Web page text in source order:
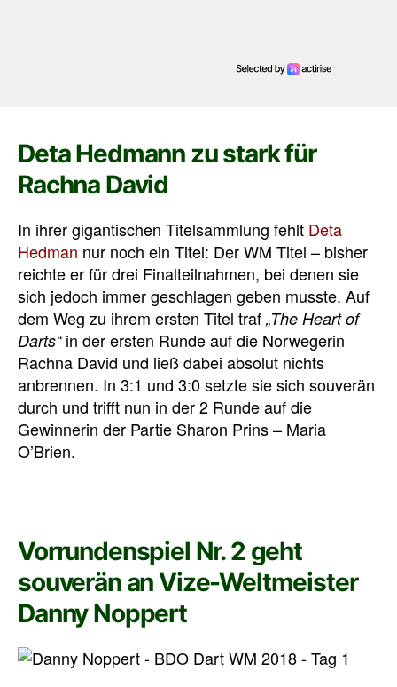
Deta Hedmann zu stark für
Rachna David
In ihrer gigantischen Titelsammlung fehlt Deta
Hedman nur noch ein Titel: Der WM Titel – bisher
reichte er für drei Finalteilnahmen, bei denen sie
sich jedoch immer geschlagen geben musste. Auf
dem Weg zu ihrem ersten Titel traf „The Heart of
Darts“in der ersten Runde auf die Norwegerin
Rachna David und ließ dabei absolut nichts
anbrennen. In 3:1 und 3:0 setzte sie sich souverän
durch und trifft nun in der 2 Runde auf die
Gewinnerin der Partie Sharon Prins – Maria
O’Brien.
Vorrundenspiel Nr. 2 geht
souverän an Vize-Weltmeister
Danny Noppert